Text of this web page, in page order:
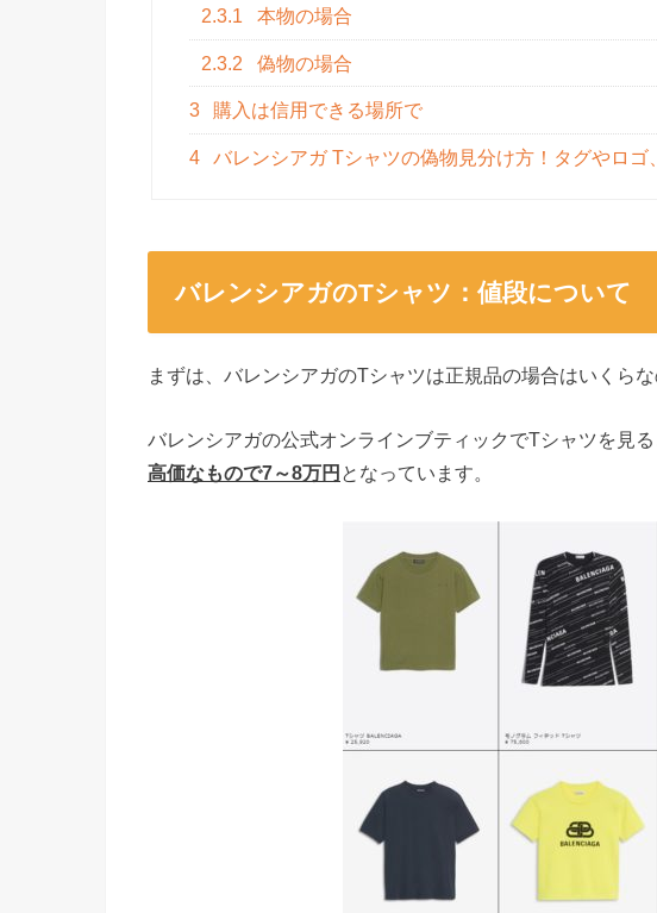
2.3.1 本物の場合
2.3.2 偽物の場合
3 購入は信用できる場所で
4 バレンシアガ Tシャツの偽物見分け方！タグやロ
バレンシアガのTシャツ：値段について
まずは、バレンシアガのTシャツは正規品の場合はいくら
バレンシアガの公式オンラインブティックでTシャツを見
高価なもので7～8万円 となっています。